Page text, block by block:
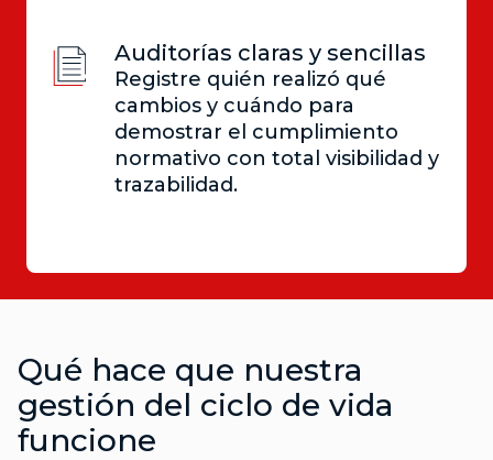
Auditorías claras y sencillas
Registre quién realizó qué
cambios y cuándo para
demostrar el cumplimiento
normativo con total visibilidad y
trazabilidad.
Qué hace que nuestra
gestión del ciclo de vida
funcione